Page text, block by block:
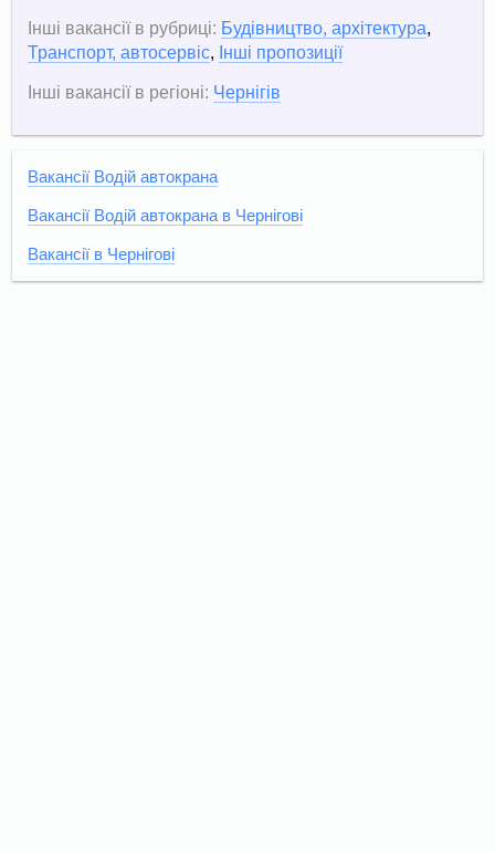
Інші вакансії в рубриці: Будівництво, архітектура,
Транспорт, автосервіс, Інші пропозиції
Інші вакансії в регіоні: Чернігів
Вакансії Водій автокрана
Вакансії Водій автокрана в Чернігові
Вакансії в Чернігові